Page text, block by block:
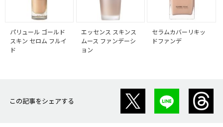
パリュール ゴールド
スキン セロム フルイ
ド
エッセンス スキンス
ムース ファンデーシ
ョン
セラムカバーリキッ
ドファンデ
この記事をシェアする